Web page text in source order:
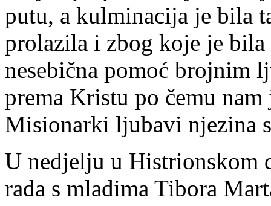
putu, a kulminacija je bila
prolazila i zbog koje je
nesebična pomoć brojnim
prema Kristu po čemu
Misionarki ljubavi njezina
U nedjelju u Histrionskom
rada s mladima Tibora